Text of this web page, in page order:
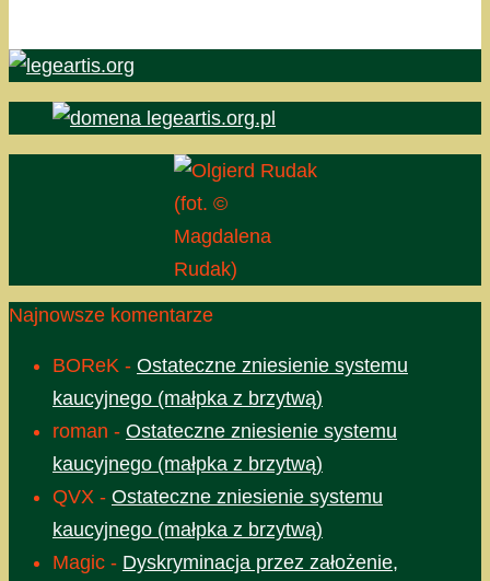
(fot. ©
Magdalena
Rudak)
Najnowsze komentarze
BOReK - Ostateczne zniesienie systemu
kaucyjnego (małpka z brzytwą)
roman - Ostateczne zniesienie systemu
kaucyjnego (małpka z brzytwą)
QVX - Ostateczne zniesienie systemu
kaucyjnego (małpka z brzytwą)
Magic - Dyskryminacja przez założenie,